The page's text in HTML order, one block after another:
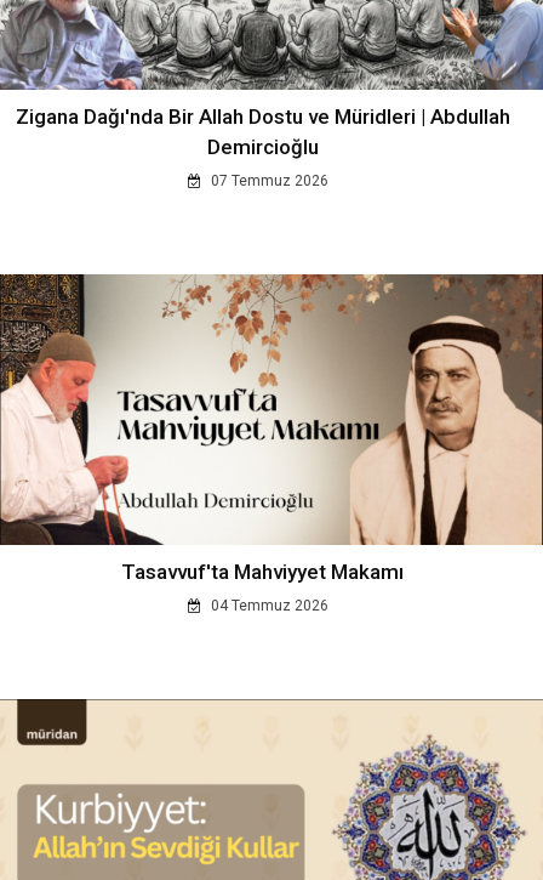
Zigana Dağı'nda Bir Allah Dostu ve Müridleri | Abdullah
Demircioğlu
07 Temmuz 2026
Tasavvuf'ta Mahviyyet Makamı
04 Temmuz 2026